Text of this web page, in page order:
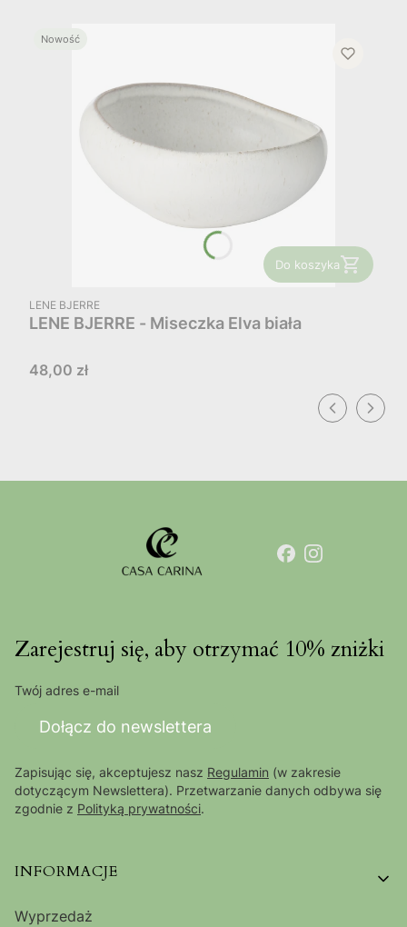
Nowość
Do koszyka
PRODUCENT
LENE BJERRE
LENE BJERRE - Miseczka Elva biała
Cena
48,00 zł
Zarejestruj się, aby otrzymać 10% zniżki
Twój adres e-mail
Dołącz do newslettera
Zapisując się, akceptujesz nasz Regulamin (w zakresie
dotyczącym Newslettera). Przetwarzanie danych odbywa się
zgodnie z Polityką prywatności.
Linki w stopce
INFORMACJE
Wyprzedaż